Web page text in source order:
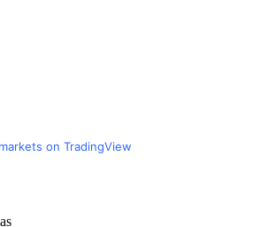
on TradingView